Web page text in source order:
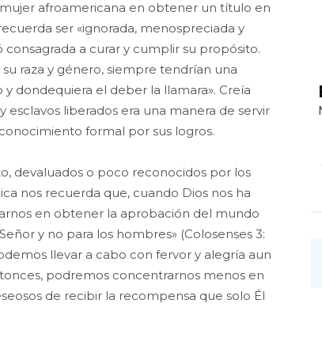
afroamericana en obtener un título en
ser «ignorada, menospreciada y
a curar y cumplir su propósito.
raza y género, siempre tendrían una
dondequiera el deber la llamara». Creía
liberados era una manera de servir
formal por sus logros.
devaluados o poco reconocidos por los
nos recuerda que, cuando Dios nos ha
en obtener la aprobación del mundo
y no para los hombres» (Colosenses 3:
llevar a cabo con fervor y alegría aun
podremos concentrarnos menos en
de recibir la recompensa que solo Él